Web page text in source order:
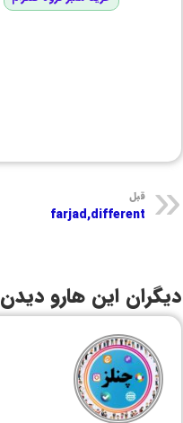
قبل
farjad,different
دیگران این هارو دیدن